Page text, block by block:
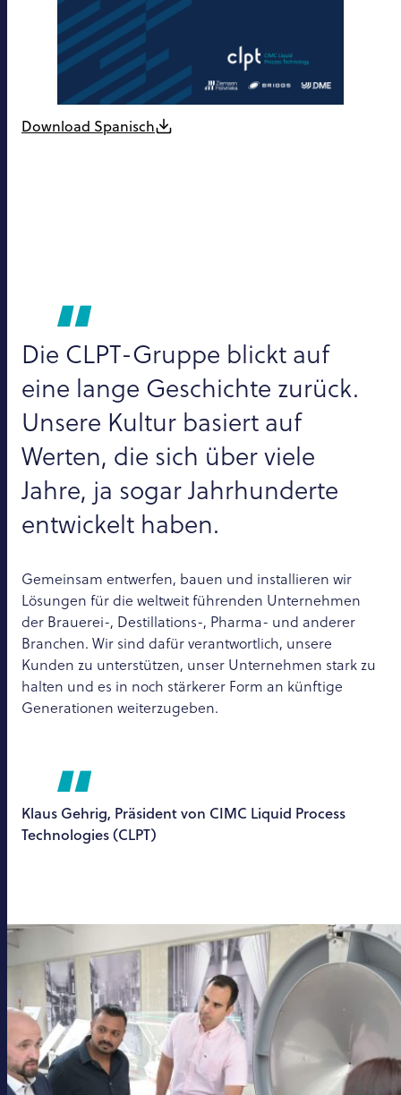
Download Spanisch
Die CLPT-Gruppe blickt auf
eine lange Geschichte zurück.
Unsere Kultur basiert auf
Werten, die sich über viele
Jahre, ja sogar Jahrhunderte
entwickelt haben.
Gemeinsam entwerfen, bauen und installieren wir
Lösungen für die weltweit führenden Unternehmen
der Brauerei-, Destillations-, Pharma- und anderer
Branchen. Wir sind dafür verantwortlich, unsere
Kunden zu unterstützen, unser Unternehmen stark zu
halten und es in noch stärkerer Form an künftige
Generationen weiterzugeben.
Klaus Gehrig, Präsident von CIMC Liquid Process
Technologies (CLPT)